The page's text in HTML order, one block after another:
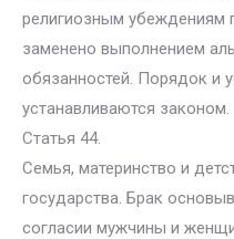
религиозным убеждениям
заменено выполнением
обязанностей. Порядок и
устанавливаются законом.
Статья 44.
Семья, материнство и
государства. Брак
согласии мужчины и